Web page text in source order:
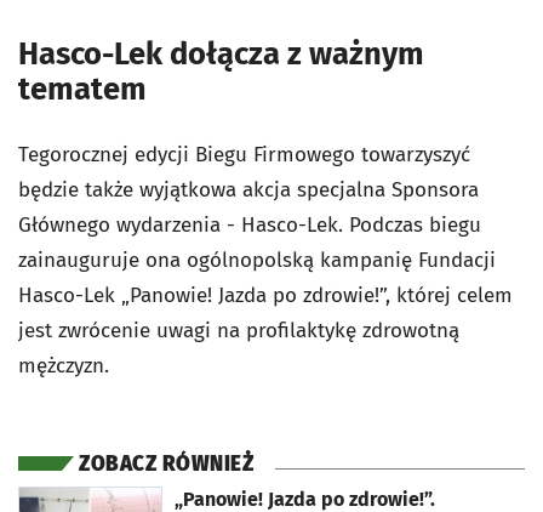
Hasco-Lek dołącza z ważnym
tematem
Tegorocznej edycji Biegu Firmowego towarzyszyć
będzie także wyjątkowa akcja specjalna Sponsora
Głównego wydarzenia - Hasco-Lek. Podczas biegu
zainauguruje ona ogólnopolską kampanię Fundacji
Hasco-Lek „Panowie! Jazda po zdrowie!”, której celem
jest zwrócenie uwagi na profilaktykę zdrowotną
mężczyzn.
ZOBACZ RÓWNIEŻ
„Panowie! Jazda po zdrowie!”.
otworzy się w nowej karcie